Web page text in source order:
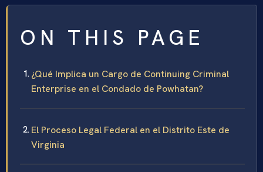
ON THIS PAGE
¿Qué Implica un Cargo de Continuing Criminal
Enterprise en el Condado de Powhatan?
El Proceso Legal Federal en el Distrito Este de
Virginia